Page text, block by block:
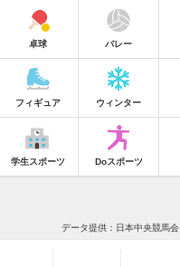
卓球 バレー
フィギュア ウィンター
学生スポーツ Doスポーツ
データ提供：日本中央競馬会